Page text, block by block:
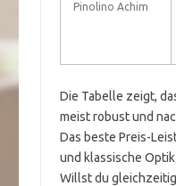
Pinolino Achim
Die Tabelle zeigt,
meist robust und
Das beste Preis-
und klassische
Willst du